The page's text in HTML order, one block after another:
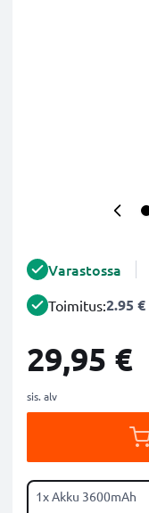
Varastossa
Toimitus:2.95 €
29,95 €
sis. alv
1x Akku 3600mAh